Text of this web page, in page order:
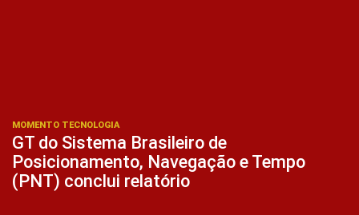
MOMENTO TECNOLOGIA
GT do Sistema Brasileiro de
Posicionamento, Navegação e Tempo
(PNT) conclui relatório